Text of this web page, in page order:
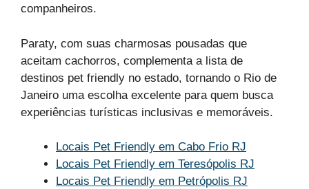
companheiros.
Paraty, com suas charmosas pousadas que
aceitam cachorros, complementa a lista de
destinos pet friendly no estado, tornando o Rio de
Janeiro uma escolha excelente para quem busca
experiências turísticas inclusivas e memoráveis.
Locais Pet Friendly em Cabo Frio RJ
Locais Pet Friendly em Teresópolis RJ
Locais Pet Friendly em Petrópolis RJ